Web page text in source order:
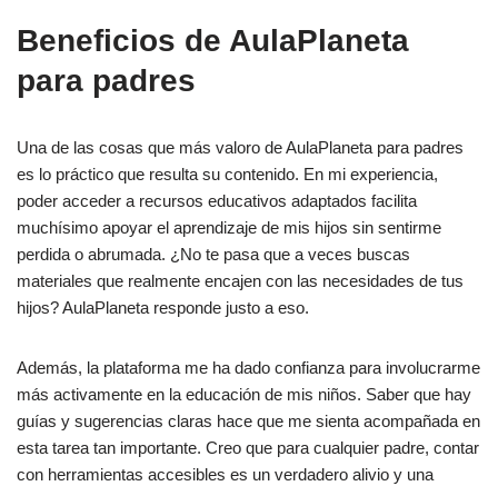
Beneficios de AulaPlaneta
para padres
Una de las cosas que más valoro de AulaPlaneta para padres
es lo práctico que resulta su contenido. En mi experiencia,
poder acceder a recursos educativos adaptados facilita
muchísimo apoyar el aprendizaje de mis hijos sin sentirme
perdida o abrumada. ¿No te pasa que a veces buscas
materiales que realmente encajen con las necesidades de tus
hijos? AulaPlaneta responde justo a eso.
Además, la plataforma me ha dado confianza para involucrarme
más activamente en la educación de mis niños. Saber que hay
guías y sugerencias claras hace que me sienta acompañada en
esta tarea tan importante. Creo que para cualquier padre, contar
con herramientas accesibles es un verdadero alivio y una